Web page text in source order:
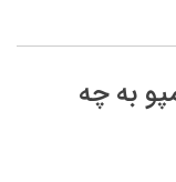
به چه